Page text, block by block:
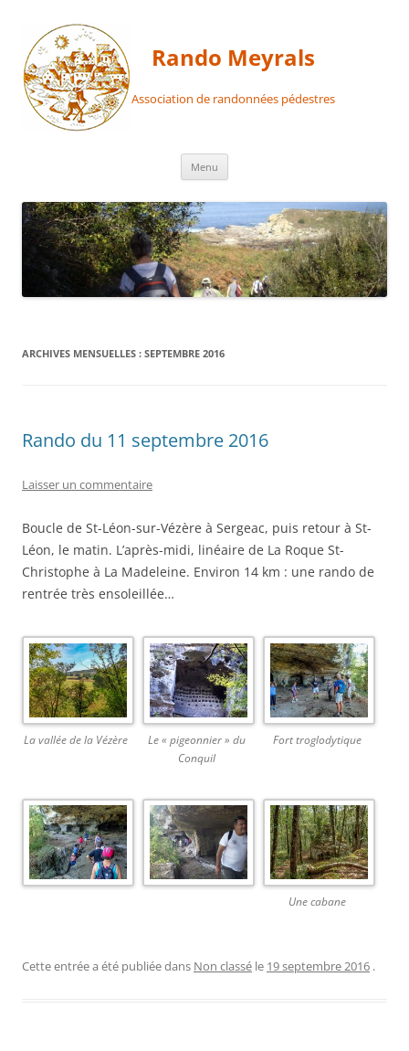
contenu
Rando Meyrals
Association de randonnées pédestres
Menu
ARCHIVES MENSUELLES : SEPTEMBRE 2016
Rando du 11 septembre 2016
Laisser un commentaire
Boucle de St-Léon-sur-Vézère à Sergeac, puis retour à St-
Léon, le matin. L’après-midi, linéaire de La Roque St-
Christophe à La Madeleine. Environ 14 km : une rando de
rentrée très ensoleillée…
La vallée de la Vézère
Le « pigeonnier » du
Conquil
Fort troglodytique
Une cabane
Cette entrée a été publiée dans Non classé le 19 septembre 2016 .